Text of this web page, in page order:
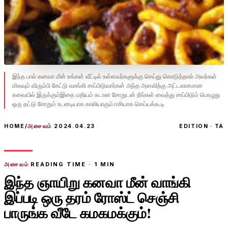
இந்த பால் கனவா மீன் உங்கள் வீட்டில் உள்ளவர்களுக்கு செய்து கொடுத்தால் அவர்கள்
மிகவும் விரும்பி கேட்டு வாங்கி சாப்பிடுவார்கள் அந்த அளவிற்கு அட்டகாசமான
சுவையில் இருக்கும்இதை மதியம் சுடான சோறுடன் நீங்கள் வைத்து சாப்பிடும் பொழுது
ஒரு தட்டு சோறும் உடனடியாக காலியாகும்.ஈசியாக செய்யக்கூடி
HOME/அசைவம் 2024.04.23 EDITION · TA
அசைவம் READING TIME · 1 MIN
இந்த ஞாயிறு கனவா மீன் வாங்கி
இப்படி ஒரு தரம் ரோஸ்ட் செஞ்சி
பாருங்க வீடே கமகமக்கும்!